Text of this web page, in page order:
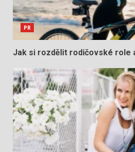
PR
Jak si rozdělit rodičovské role